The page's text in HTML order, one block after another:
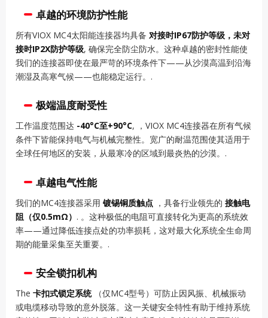
卓越的环境防护性能
所有VIOX MC4太阳能连接器均具备 对接时IP67防护等级，未对
接时IP2X防护等级, 确保完全防尘防水。这种卓越的密封性能使
我们的连接器即使在最严苛的环境条件下——从沙漠高温到沿海
潮湿及高寒气候——也能稳定运行。.
极端温度耐受性
工作温度范围达 -40°C至+90°C, ，VIOX MC4连接器在所有气候
条件下皆能保持电气与机械完整性。宽广的耐温范围使其适用于
全球任何地区的安装，从最寒冷的区域到最炎热的沙漠。.
卓越电气性能
我们的MC4连接器采用 镀锡铜质触点 ，具备行业领先的 接触电
阻（仅0.5mΩ） . 。这种极低的电阻可直接转化为更高的系统效
率——通过降低连接点处的功率损耗，这对最大化系统全生命周
期的能量采集至关重要。.
安全锁扣机构
The 卡扣式锁定系统（仅MC4型号）可防止因风振、机械振动
或电缆移动导致的意外脱落。这一关键安全特性有助于维持系统